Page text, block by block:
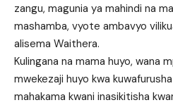
zangu, magunia ya mahindi na
mashamba, vyote ambavyo
alisema Waithera.
Kulingana na mama huyo, wana
mwekezaji huyo kwa
mahakama kwani inasikitisha